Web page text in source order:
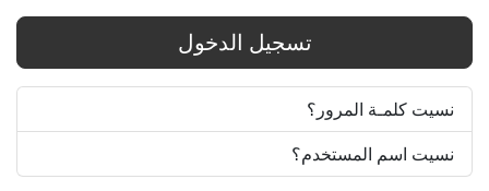
تسجيل الدخول
نسيت كلمـة المرور؟
نسيت اسم المستخدم؟